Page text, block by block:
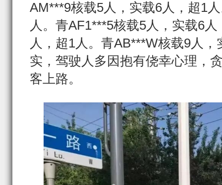
AM***9核载5人，实载6人，超1
人。青AF1***5核载5人，实载6
人，超1人。青AB***W核载9人
实，驾驶人多因抱有侥幸心理，
客上路。